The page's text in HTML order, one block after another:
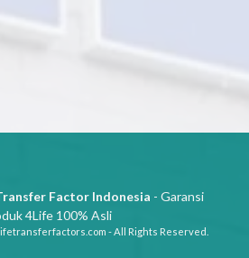
Factor Indonesia - Garansi
4Life 100% Asli
- All Rights Reserved.